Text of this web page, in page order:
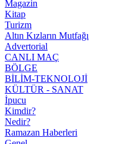
Magazin
Kitap
Turizm
Altın Kızların Mutfağı
Advertorial
CANLI MAÇ
BÖLGE
BİLİM-TEKNOLOJİ
KÜLTÜR - SANAT
İpucu
Kimdir?
Nedir?
Ramazan Haberleri